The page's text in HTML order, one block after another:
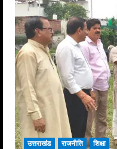
उत्तराखंड राजनीति शिक्षा